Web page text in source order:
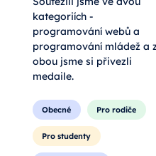
Soutěžili jsme ve dvou
kategoriích -
programování webů a
programování mládež a
obou jsme si přivezli
medaile.
Obecné Pro rodiče
Pro studenty